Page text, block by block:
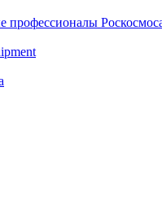
профессионалы